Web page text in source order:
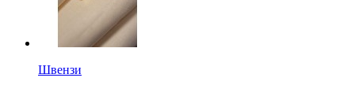
Швензи